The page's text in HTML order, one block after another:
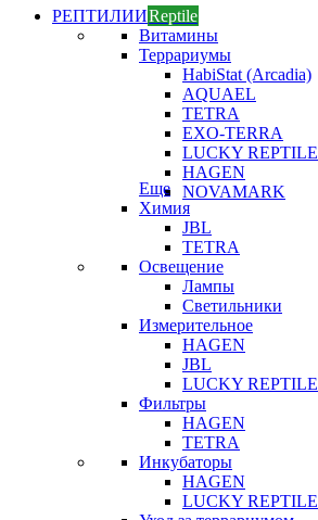
РЕПТИЛИИReptile
Витамины
Террариумы
HabiStat (Arcadia)
AQUAEL
TETRA
EXO-TERRA
LUCKY REPTILE
HAGEN
NOVAMARK
Еще
Химия
JBL
TETRA
Освещение
Лампы
Светильники
Измерительное
HAGEN
JBL
LUCKY REPTILE
Фильтры
HAGEN
TETRA
Инкубаторы
HAGEN
LUCKY REPTILE